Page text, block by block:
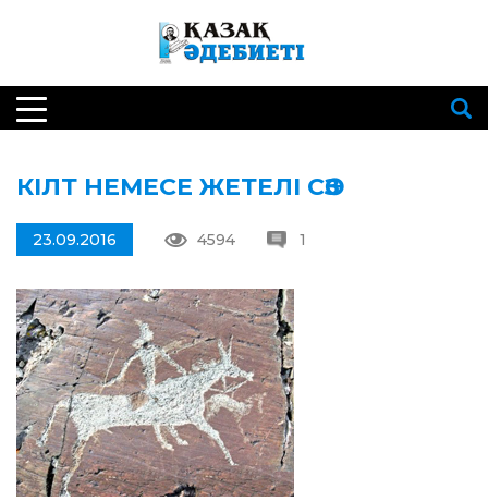
КІЛТ НЕМЕСЕ ЖЕТЕЛІ СӨЗ
23.09.2016 4594 1